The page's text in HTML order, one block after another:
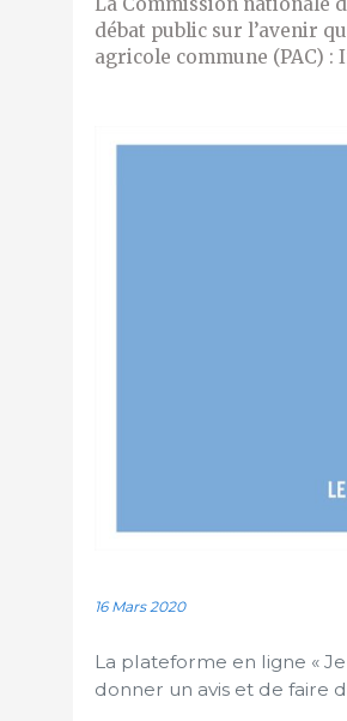
La Commission nationale
débat public sur l’avenir
agricole commune (PAC) :
16 Mars 2020
La plateforme en ligne «
donner un avis et de faire